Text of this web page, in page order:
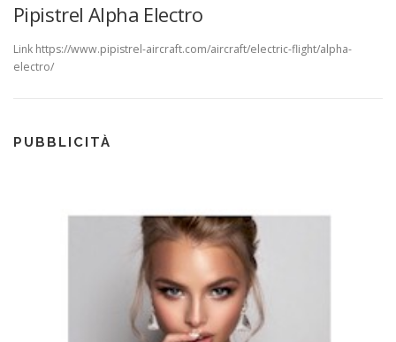
Pipistrel Alpha Electro
Link https://www.pipistrel-aircraft.com/aircraft/electric-flight/alpha-
electro/
PUBBLICITÀ